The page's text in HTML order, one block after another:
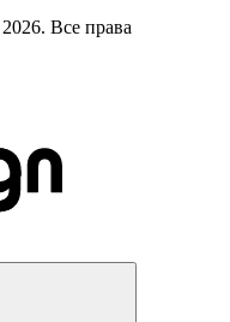
Все права